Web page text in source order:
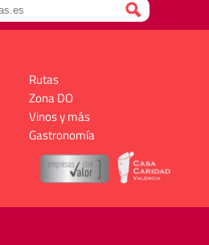
Rutas
Zona DO
Vinos y más
Gastronomía